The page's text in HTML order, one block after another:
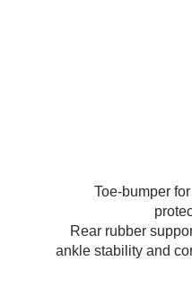
Toe-bumper
Rear rubber
ankle stability and